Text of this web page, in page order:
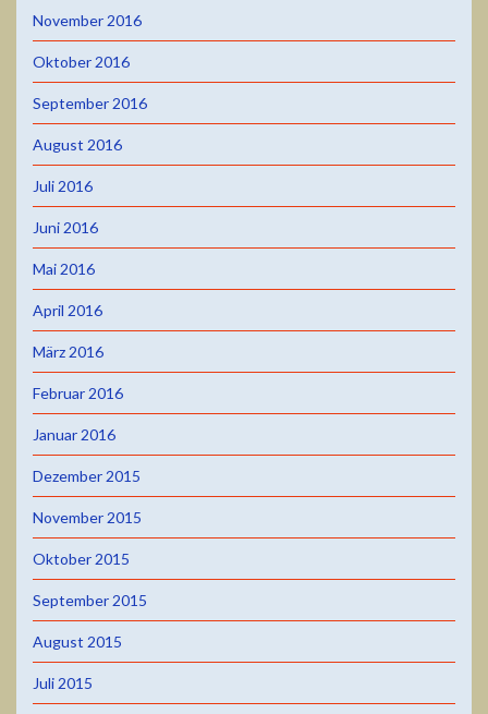
November 2016
Oktober 2016
September 2016
August 2016
Juli 2016
Juni 2016
Mai 2016
April 2016
März 2016
Februar 2016
Januar 2016
Dezember 2015
November 2015
Oktober 2015
September 2015
August 2015
Juli 2015